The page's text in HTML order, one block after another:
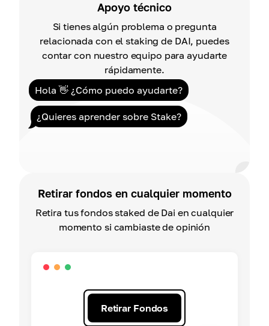
Hola 👋 ¿Cómo puedo ayudarte?
¿Quieres aprender sobre Stake?
Apoyo técnico
Si tienes algún problema o pregunta
relacionada con el staking de DAI, puedes
contar con nuestro equipo para ayudarte
rápidamente.
Retirar Fondos
Retirar fondos en cualquier momento
Retira tus fondos staked de Dai en cualquier
momento si cambiaste de opinión